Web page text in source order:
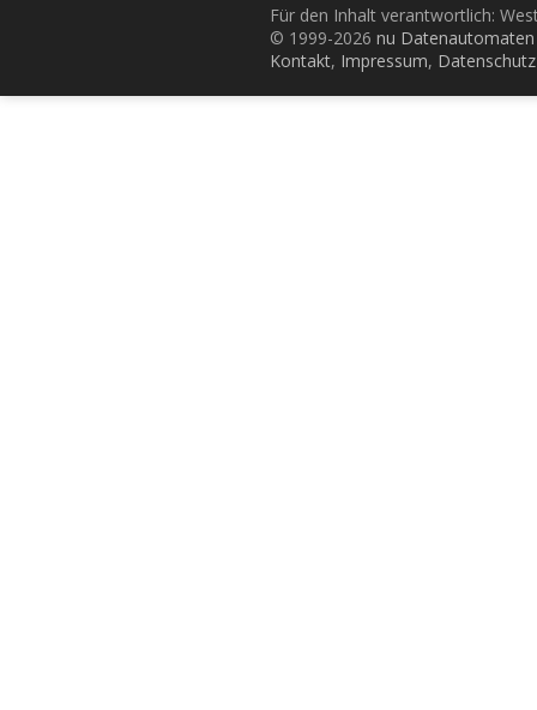
Für den Inhalt verantwortlich:
© 1999-2026 nu
Kontakt, Impressum, Datenschutz